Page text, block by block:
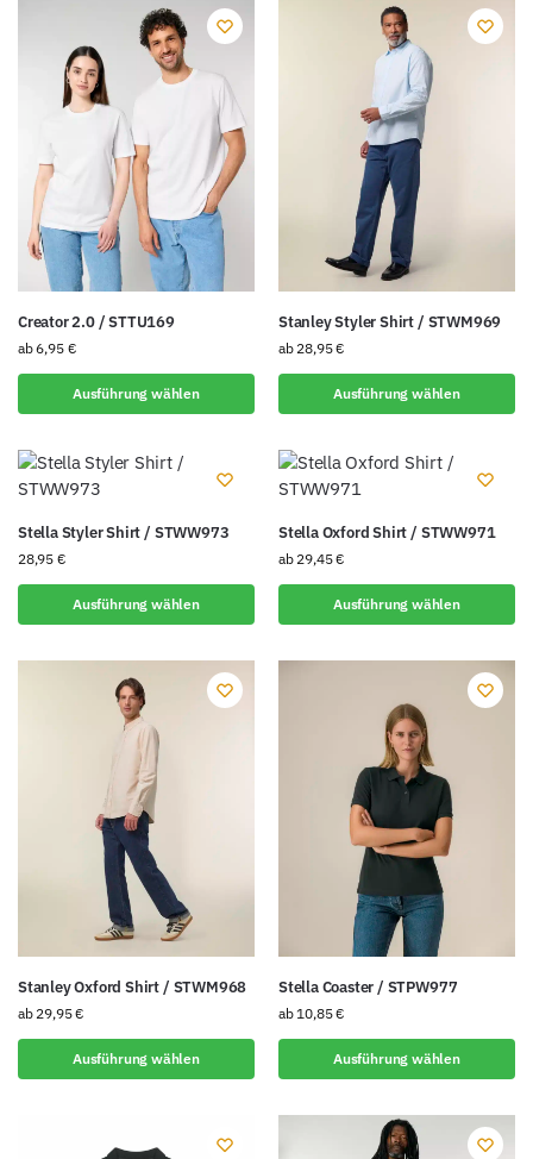
Creator 2.0 / STTU169
ab6,95 €
Ausführung wählen
Stanley Styler Shirt / STWM969
ab 28,95€
Ausführung wählen
Stella Styler Shirt / STWW973
28,95 €
Ausführung wählen
Stella Oxford Shirt / STWW971
ab 29,45€
Ausführung wählen
Stanley Oxford Shirt / STWM968
ab 29,95€
Ausführung wählen
Stella Coaster / STPW977
ab 10,85€
Ausführung wählen